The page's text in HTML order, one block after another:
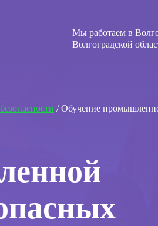
Мы работаем в
Волгоградской
/ Обучение